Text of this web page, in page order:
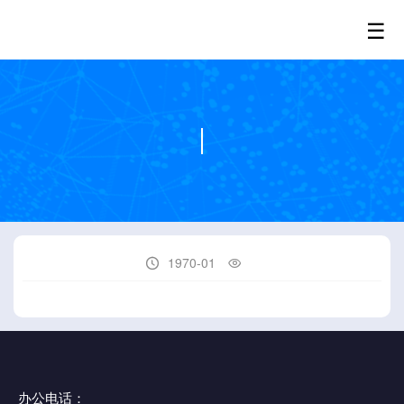
☰
 1970-01 
办公电话：